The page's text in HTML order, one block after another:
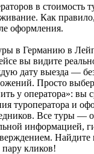
в стоимость
Как
оформления.
в Германию в
вы видите
дату выезда —
Просто
у оператора»: вы
туроператора и
Все туры —
информацией,
Найдите
кликов!